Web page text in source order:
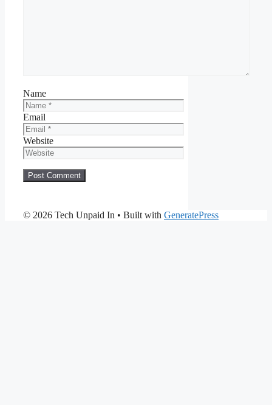
Name
Email
Website
© 2026 Tech Unpaid In • Built with GeneratePress